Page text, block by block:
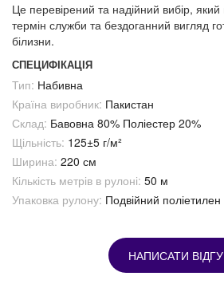
Це перевірений та надійний вибір,
термін служби та бездоганний вигляд
білизни.
СПЕЦИФІКАЦІЯ
Тип: Набивна
Країна виробник: Пакистан
Склад: Бавовна 80% Поліестер 20%
Щільність: 125±5 г/м²
Ширина: 220 см
Кількість метрів в рулоні: 50 м
Упаковка рулону: Подвійний поліетилен
НАПИСАТИ